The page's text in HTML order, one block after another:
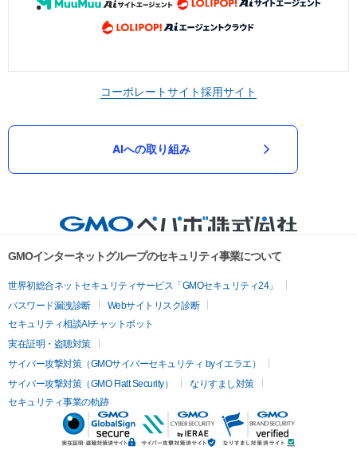
コーポレートサイト採用サイト
AIへの取り組み
GMOインターネットグループのセキュリティ事業について
世界初総合ネットセキュリティサービス「GMOセキュリティ24」
パスワード漏洩診断
Webサイトリスク診断
セキュリティ相談AIチャットボット
実在証明・盗聴対策
サイバー攻撃対策（GMOサイバーセキュリティ byイエラエ）
サイバー攻撃対策（GMO Flatt Security）
なりすまし対策
セキュリティ事業の軌跡